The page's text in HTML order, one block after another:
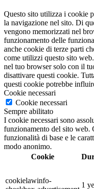
Questo sito utilizza i cookie
la navigazione nel sito. Di
vengono memorizzati nel
funzionamento delle
anche cookie di terze parti
come utilizzi questo sito
nel tuo browser solo con il
disattivare questi cookie.
questi cookie potrebbe
Cookie necessari
Cookie necessari
Sempre abilitato
I cookie necessari sono
funzionamento del sito web.
funzionalità di base e le
modo anonimo.
Cookie
cookielawinfo-
1